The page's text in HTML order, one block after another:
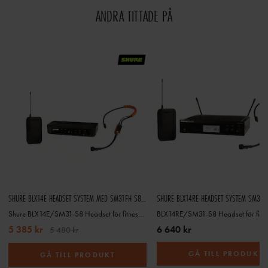
ANDRA TITTADE PÅ
SHURE BLX14E HEADSET SYSTEM MED SM31FH S8 (823-832MHZ)
Shure BLX14E/SM31-S8 Headset för fitness och gym
5 385 kr 5 480 kr
GÅ TILL PRODUKT
6 640 kr
GÅ TILL PRODUKT